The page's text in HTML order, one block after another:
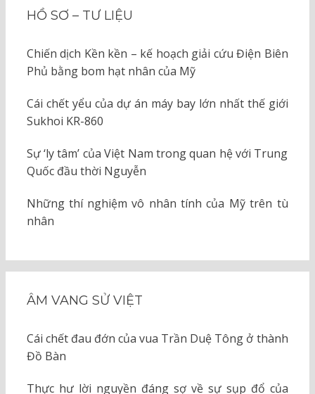
HỒ SƠ – TƯ LIỆU
Chiến dịch Kền kền – kế hoạch giải cứu Điện Biên
Phủ bằng bom hạt nhân của Mỹ
Cái chết yểu của dự án máy bay lớn nhất thế giới
Sukhoi KR-860
Sự ‘ly tâm’ của Việt Nam trong quan hệ với Trung
Quốc đầu thời Nguyễn
Những thí nghiệm vô nhân tính của Mỹ trên tù
nhân
ÂM VANG SỬ VIỆT
Cái chết đau đớn của vua Trần Duệ Tông ở thành
Đồ Bàn
Thực hư lời nguyền đáng sợ về sự sụp đổ của